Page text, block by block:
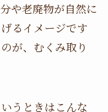
や老廃物が自然に
るイメージです
が、むくみ取り
うときはこんな